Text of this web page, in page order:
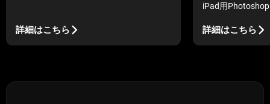
ましょう。
詳細はこちら
iPad用
Luminar Neoの
詳細はこちら